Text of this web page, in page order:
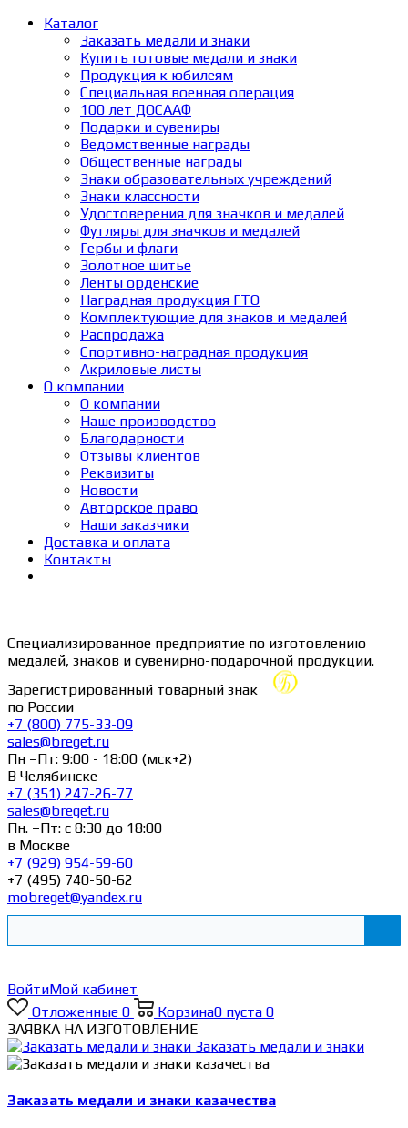
Каталог
Заказать медали и знаки
Купить готовые медали и знаки
Продукция к юбилеям
Специальная военная операция
100 лет ДОСААФ
Подарки и сувениры
Ведомственные награды
Общественные награды
Знаки образовательных учреждений
Знаки классности
Удостоверения для значков и медалей
Футляры для значков и медалей
Гербы и флаги
Золотное шитье
Ленты орденские
Наградная продукция ГТО
Комплектующие для знаков и медалей
Распродажа
Спортивно-наградная продукция
Акриловые листы
О компании
О компании
Наше производство
Благодарности
Отзывы клиентов
Реквизиты
Новости
Авторское право
Наши заказчики
Доставка и оплата
Контакты
Специализированное предприятие по изготовлению
медалей, знаков и сувенирно-подарочной продукции.
Зарегистрированный товарный знак
по России
+7 (800) 775-33-09
sales@breget.ru
Пн –Пт: 9:00 - 18:00 (мск+2)
В Челябинске
+7 (351) 247-26-77
sales@breget.ru
Пн. –Пт: с 8:30 до 18:00
в Москве
+7 (929) 954-59-60
+7 (495) 740-50-62
mobreget@yandex.ru
ВойтиМой кабинет
Отложенные 0 Корзина0 пуста 0
ЗАЯВКА НА ИЗГОТОВЛЕНИЕ
Заказать медали и знаки
Заказать медали и знаки казачества